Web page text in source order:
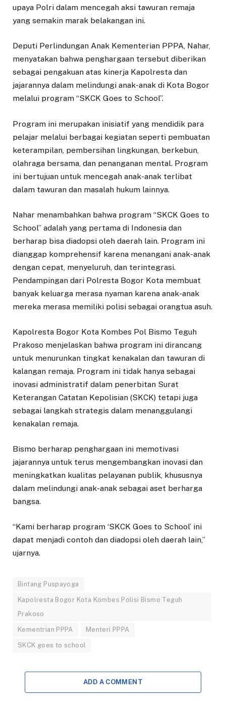
upaya Polri dalam mencegah aksi tawuran remaja
yang semakin marak belakangan ini.
Deputi Perlindungan Anak Kementerian PPPA, Nahar,
menyatakan bahwa penghargaan tersebut diberikan
sebagai pengakuan atas kinerja Kapolresta dan
jajarannya dalam melindungi anak-anak di Kota Bogor
melalui program “SKCK Goes to School”.
Program ini merupakan inisiatif yang mendidik para
pelajar melalui berbagai kegiatan seperti pembuatan
keterampilan, pembersihan lingkungan, berkebun,
olahraga bersama, dan penanganan mental. Program
ini bertujuan untuk mencegah anak-anak terlibat
dalam tawuran dan masalah hukum lainnya.
Nahar menambahkan bahwa program “SKCK Goes to
School” adalah yang pertama di Indonesia dan
berharap bisa diadopsi oleh daerah lain. Program ini
dianggap komprehensif karena menangani anak-anak
dengan cepat, menyeluruh, dan terintegrasi.
Pendampingan dari Polresta Bogor Kota membuat
banyak keluarga merasa nyaman karena anak-anak
mereka merasa memiliki polisi sebagai orangtua asuh.
Kapolresta Bogor Kota Kombes Pol Bismo Teguh
Prakoso menjelaskan bahwa program ini dirancang
untuk menurunkan tingkat kenakalan dan tawuran di
kalangan remaja. Program ini tidak hanya sebagai
inovasi administratif dalam penerbitan Surat
Keterangan Catatan Kepolisian (SKCK) tetapi juga
sebagai langkah strategis dalam menanggulangi
kenakalan remaja.
Bismo berharap penghargaan ini memotivasi
jajarannya untuk terus mengembangkan inovasi dan
meningkatkan kualitas pelayanan publik, khususnya
dalam melindungi anak-anak sebagai aset berharga
bangsa.
“Kami berharap program ‘SKCK Goes to School’ ini
dapat menjadi contoh dan diadopsi oleh daerah lain,”
ujarnya.
Bintang Puspayoga
Kapolresta Bogor Kota Kombes Polisi Bismo Teguh
Prakoso
Kementrian PPPA Menteri PPPA
SKCK goes to school
ADD A COMMENT